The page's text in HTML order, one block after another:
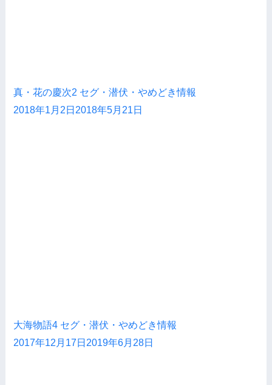
真・花の慶次2 セグ・潜伏・やめどき情報
2018年1月2日 2018年5月21日
大海物語4 セグ・潜伏・やめどき情報
2017年12月17日 2019年6月28日